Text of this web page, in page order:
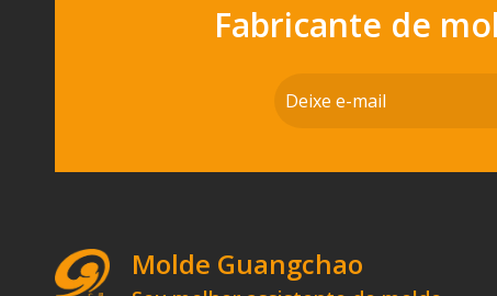
Fabricante de
Molde Guangchao